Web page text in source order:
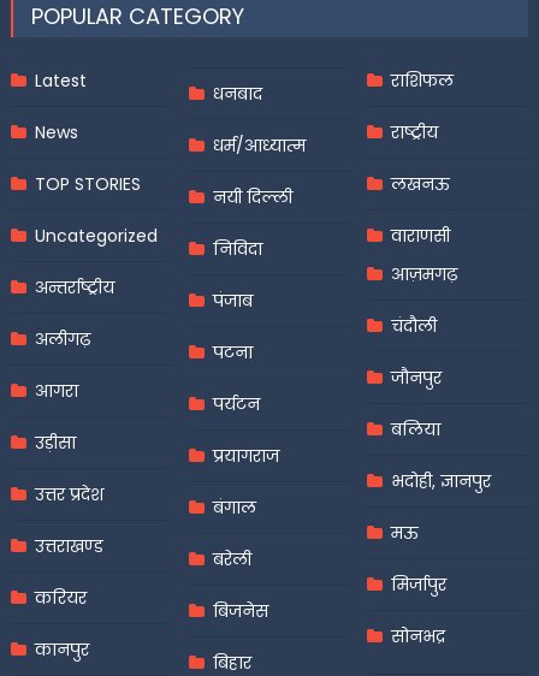
POPULAR CATEGORY
Latest
News
TOP STORIES
Uncategorized
अन्तर्राष्ट्रीय
अलीगढ़
आगरा
उड़ीसा
उत्तर प्रदेश
उत्तराखण्ड
करियर
कानपुर
धनबाद
धर्म/आध्यात्म
नयी दिल्ली
निविदा
पंजाब
पटना
पर्यटन
प्रयागराज
बंगाल
बरेली
बिजनेस
बिहार
राशिफल
राष्ट्रीय
लखनऊ
वाराणसी
आज़मगढ़
चंदौली
जौनपुर
बलिया
भदोही, ज्ञानपुर
मऊ
मिर्जापुर
सोनभद्र